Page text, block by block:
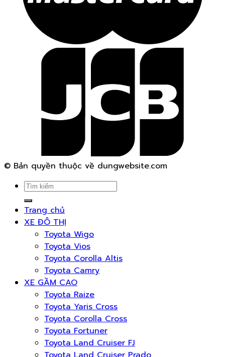
© Bản quyền thuộc về dungwebsite.com
Search
for:
Trang chủ
XE ĐÔ THỊ
Toyota Wigo
Toyota Vios
Toyota Corolla Altis
Toyota Camry
XE GẦM CAO
Toyota Raize
Toyota Yaris Cross
Toyota Corolla Cross
Toyota Fortuner
Toyota Land Cruiser FJ